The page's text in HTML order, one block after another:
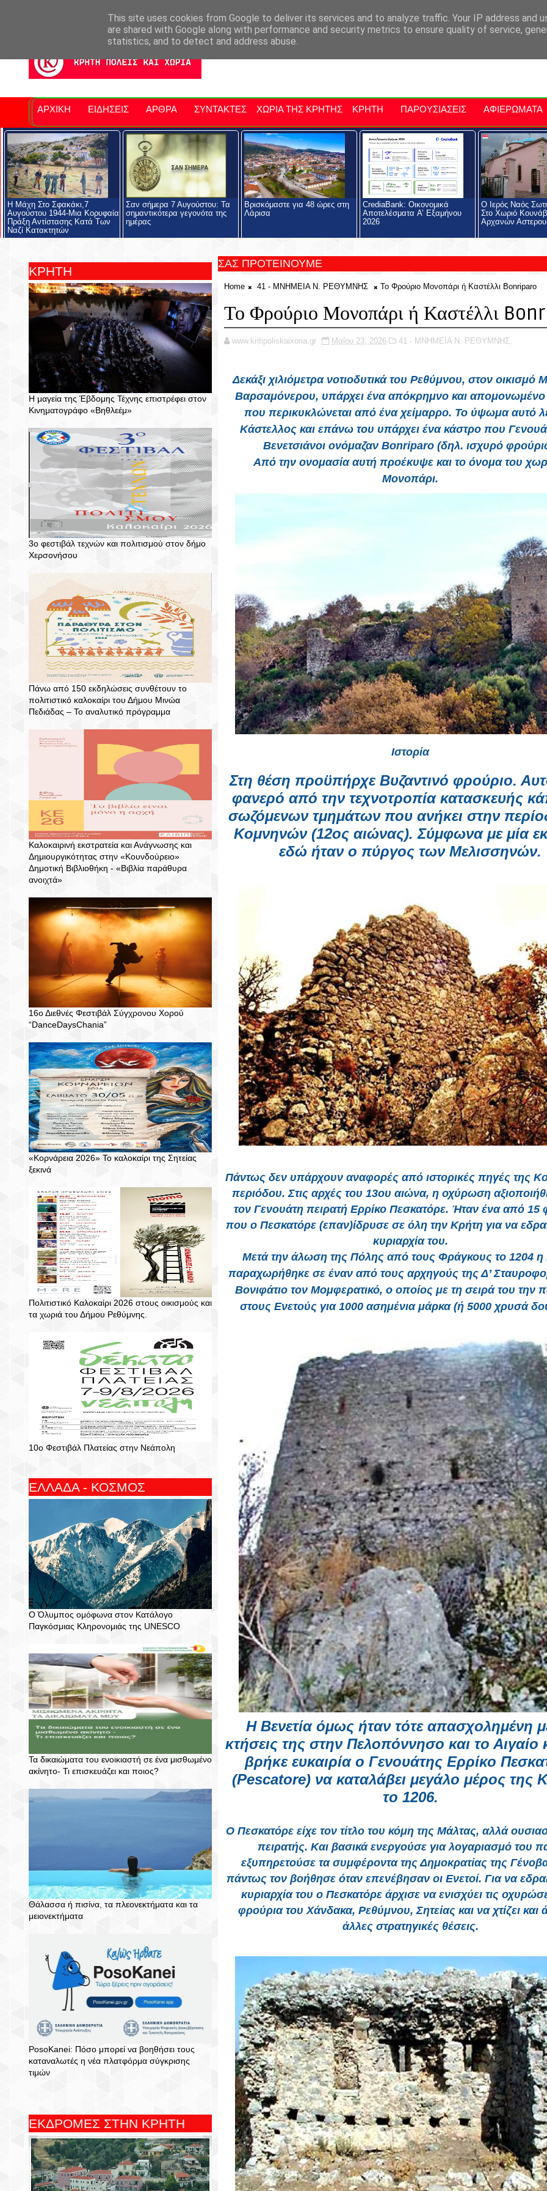
Νομός Λασιθίου Αγαπάμε Ρέθυμνο Επαρχία Μαλεβιζίου Εκδηλώσεις Στην Κρήτη Kriti Traveller
ΑΡΧΙΚΗ ΕΙΔΗΣΕΙΣ ΑΡΘΡΑ ΣΥΝΤΑΚΤΕΣ ΧΩΡΙΑ ΤΗΣ ΚΡΗΤΗΣ ΚΡΗΤΗ ΠΑΡΟΥΣΙΑΣΕΙΣ ΑΦΙΕΡΩΜΑΤΑ
Η Μάχη Στο Σφακάκι,7
Αυγούστου 1944-Μια Κορυφαία
Πράξη Αντίστασης Κατά Των
Ναζί Κατακτητών
Σαν σήμερα 7 Αυγούστου: Τα
σημαντικότερα γεγονότα της
ημέρας
Βρισκόμαστε για 48 ώρες στη
Λάρισα
CrediaBank: Οικονομικά
Αποτελέσματα A’ Εξαμήνου
2026
Ο Ιερός Ναός
Στο Χωριό
Αρχανών
ΚΡΗΤΗ
Η μαγεία της Έβδομης Τέχνης επιστρέφει στον
Κινηματογράφο «Βηθλεέμ»
3ο φεστιβάλ τεχνών και πολιτισμού στον δήμο
Χερσονήσου
Πάνω από 150 εκδηλώσεις συνθέτουν το
πολιτιστικό καλοκαίρι του Δήμου Μινώα
Πεδιάδας – To αναλυτικό πρόγραμμα
Καλοκαιρινή εκστρατεία και Ανάγνωσης και
Δημιουργικότητας στην «Κουνδούρειο»
Δημοτική Βιβλιοθήκη - «Βιβλία παράθυρα
ανοιχτά»
16ο Διεθνές Φεστιβάλ Σύγχρονου Χορού
“DanceDaysChania”
«Κορνάρεια 2026» Το καλοκαίρι της Σητείας
ξεκινά
Πολιτιστικό Καλοκαίρι 2026 στους οικισμούς και
τα χωριά του Δήμου Ρεθύμνης.
10ο Φεστιβάλ Πλατείας στην Νεάπολη
ΕΛΛΑΔΑ - ΚΟΣΜΟΣ
Ο Όλυμπος ομόφωνα στον Κατάλογο
Παγκόσμιας Κληρονομιάς της UNESCO
Τα δικαιώματα του ενοικιαστή σε ένα μισθωμένο
ακίνητο- Τι επισκευάζει και ποιος?
Θάλασσα ή πισίνα, τα πλεονεκτήματα και τα
μειονεκτήματα
PosoKanei: Πόσο μπορεί να βοηθήσει τους
καταναλωτές η νέα πλατφόρμα σύγκρισης
τιμών
ΕΚΔΡΟΜΕΣ ΣΤΗΝ ΚΡΗΤΗ
ΣΑΣ ΠΡΟΤΕΙΝΟΥΜΕ
Home 41 - ΜΝΗΜΕΙΑ Ν. ΡΕΘΥΜΝΗΣ Το Φρούριο Μονοπάρι ή Καστέλλι Bonriparo
Το Φρούριο Μονοπάρι ή Καστέλλι
www.kritipoliskaixoria.gr Μαΐου 23, 2026 41 - ΜΝΗΜΕΙΑ Ν. ΡΕΘΥΜΝΗΣ,
Δεκάξι χιλιόμετρα νοτιοδυτικά του Ρεθύμνου, στον οικισμό
Βαρσαμόνερου, υπάρχει ένα απόκρημνο και
που περικυκλώνεται από ένα χείμαρρο. Το ύψωμα αυτό
Κάστελλος και επάνω του υπάρχει ένα κάστρο που
Βενετσιάνοι ονόμαζαν Bonriparo (δηλ. ισχυρό
Από την ονομασία αυτή προέκυψε και το όνομα του
Μονοπάρι.
Ιστορία
Στη θέση προϋπήρχε Βυζαντινό φρούριο.
φανερό από την τεχνοτροπία κατασκευής
σωζόμενων τμημάτων που ανήκει στην
Κομνηνών (12ος αιώνας). Σύμφωνα με μία
εδώ ήταν ο πύργος των Μελισσηνών.
Πάντως δεν υπάρχουν αναφορές από ιστορικές πηγές της
περιόδου. Στις αρχές του 13ου αιώνα, η οχύρωση
τον Γενουάτη πειρατή Ερρίκο Πεσκατόρε. Ήταν ένα από 15
που ο Πεσκατόρε (επαν)ίδρυσε σε όλη την Κρήτη για να
κυριαρχία του.
Μετά την άλωση της Πόλης από τους Φράγκους το 1204 η
παραχωρήθηκε σε έναν από τους αρχηγούς της Δ’
Βονιφάτιο τον Μομφερατικό, ο οποίος με τη σειρά του την
στους Ενετούς για 1000 ασημένια μάρκα (ή 5000 χρυσά
Η Βενετία όμως ήταν τότε απασχολημένη
κτήσεις της στην Πελοπόννησο και το Αιγαίο
βρήκε ευκαιρία ο Γενουάτης Ερρίκο
(Pescatore) να καταλάβει μεγάλο μέρος της
το 1206.
Ο Πεσκατόρε είχε τον τίτλο του κόμη της Μάλτας, αλλά
πειρατής. Και βασικά ενεργούσε για λογαριασμό του
εξυπηρετούσε τα συμφέροντα της Δημοκρατίας της
πάντως τον βοήθησε όταν επενέβησαν οι Ενετοί. Για να
κυριαρχία του ο Πεσκατόρε άρχισε να ενισχύει τις
φρούρια του Χάνδακα, Ρεθύμνου, Σητείας και να χτίζει και
άλλες στρατηγικές θέσεις.
This site uses cookies from Google to deliver its services and to analyze traffic. Your IP address and
are shared with Google along with performance and security metrics to ensure quality of service,
statistics, and to detect and address abuse.